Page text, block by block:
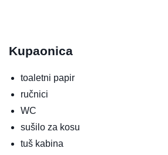
Kupaonica
toaletni papir
ručnici
WC
sušilo za kosu
tuš kabina